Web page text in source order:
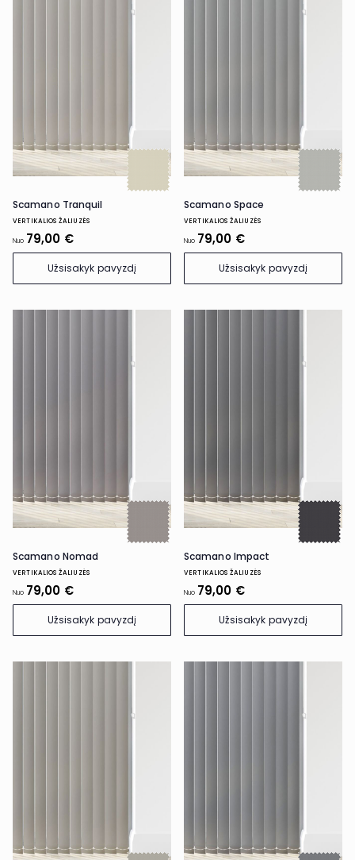
Scamano Tranquil
VERTIKALIOS ŽALIUZĖS
Nuo 79,00 €
Užsisakyk pavyzdį
Scamano Space
VERTIKALIOS ŽALIUZĖS
Nuo 79,00 €
Užsisakyk pavyzdį
Scamano Nomad
VERTIKALIOS ŽALIUZĖS
Nuo 79,00 €
Užsisakyk pavyzdį
Scamano Impact
VERTIKALIOS ŽALIUZĖS
Nuo 79,00 €
Užsisakyk pavyzdį